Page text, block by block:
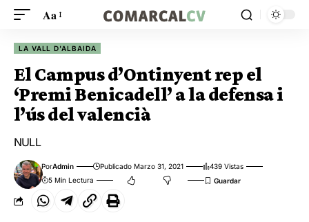
Aa
LA VALL D'ALBAIDA
El Campus d’Ontinyent rep el
‘Premi Benicadell’ a la defensa i
l’ús del valencià
NULL
PorAdmin Publicado Marzo 31, 2021
439 Vistas
5 Min Lectura